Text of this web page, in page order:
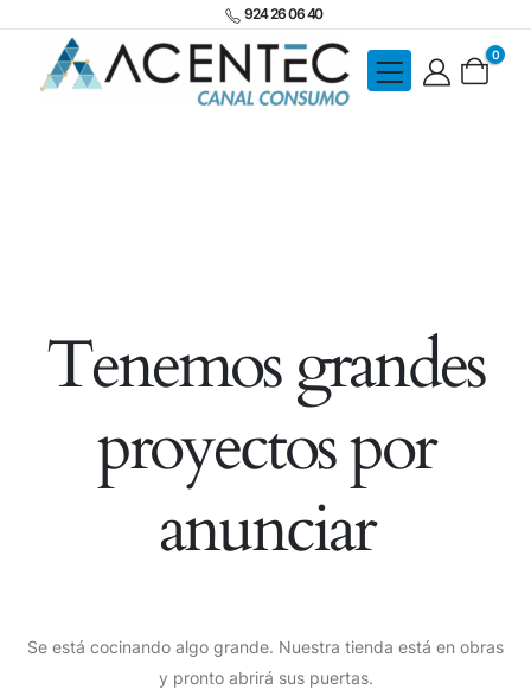
924 26 06 40
0
Tenemos grandes
proyectos por
anunciar
Se está cocinando algo grande. Nuestra tienda está en obras
y pronto abrirá sus puertas.